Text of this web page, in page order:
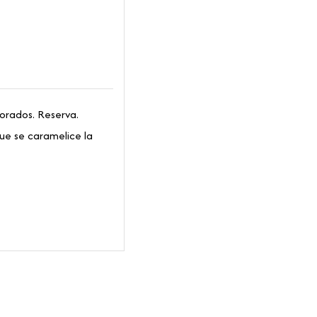
Reserva.
se caramelice la